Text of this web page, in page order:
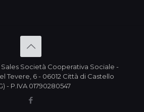
Società Cooperativa Sociale -
Tevere, 6 - 06012 Città di Castello
- P.IVA 01790280547